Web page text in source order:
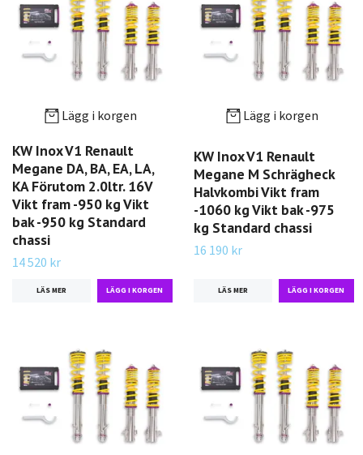
Lägg i korgen
KW Inox V1 Renault
Megane DA, BA, EA, LA,
KA Förutom 2.0ltr. 16V
Vikt fram -950 kg Vikt
bak -950 kg Standard
chassi
14 520 kr
LÄS MER
Lägg i korgen
KW Inox V1 Renault
Megane M Schrägheck
Halvkombi Vikt fram
-1060 kg Vikt bak -975
kg Standard chassi
16 190 kr
LÄS MER